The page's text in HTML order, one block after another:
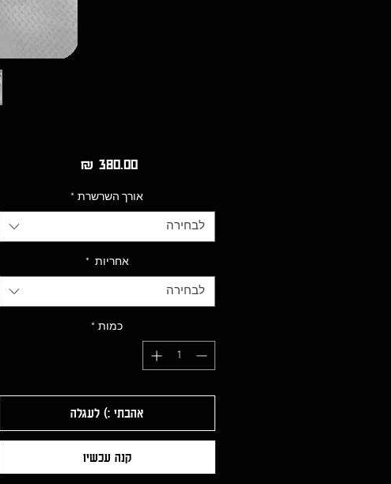
‏380.00 ‏₪ מחיר
אורך השרשרת *
לבחירה
אחריות *
לבחירה
כמות *
אהבתי :) לעגלה
קנה עכשיו